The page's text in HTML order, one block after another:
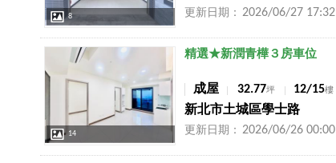
8 更新日期： 2026/06/27 17:32
店長推薦
14
精選★新潤青樺３房車位
成屋 32.77坪 12/15樓
新北市土城區學士路
更新日期： 2026/06/26 00:00